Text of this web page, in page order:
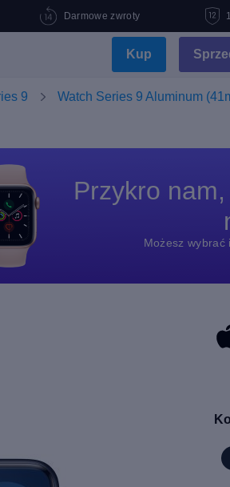
Darmowe zwroty
Kup
9 Watch Series 9 Aluminum
Przykro
Możesz wybrać